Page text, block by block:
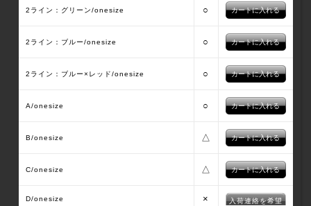
2ライン：グリーン/onesize ○
2ライン：ブルー/onesize ○
2ライン：ブルー×レッド/onesize ○
A/onesize ○
B/onesize △
C/onesize △
D/onesize × 入荷連絡を希望